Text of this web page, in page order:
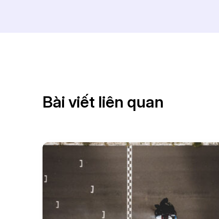
Bài viết liên quan